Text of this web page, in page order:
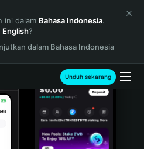
ini dalam Bahasa Indonesia.
English?
dalam Bahasa Indonesia
Unduh sekarang